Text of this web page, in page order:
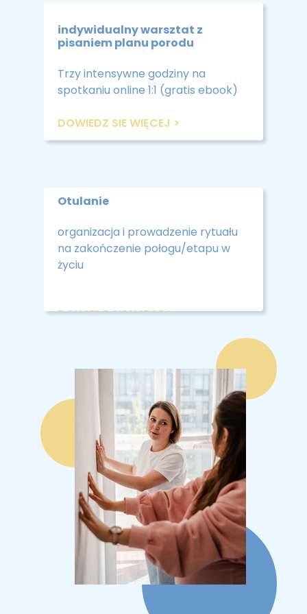
Otulanie
organizacja i prowadzenie rytuału
na zakończenie połogu/etapu w
życiu
DOWIEDZ SIE WIĘCEJ >
indywidualny warsztat z
pisaniem planu porodu
Trzy intensywne godziny na
spotkaniu online 1:1 (gratis ebook)
DOWIEDZ SIE WIĘCEJ >